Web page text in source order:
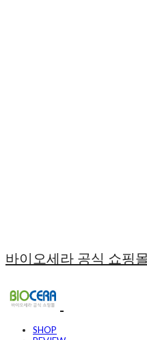
바이오세라 공식 쇼핑
SHOP